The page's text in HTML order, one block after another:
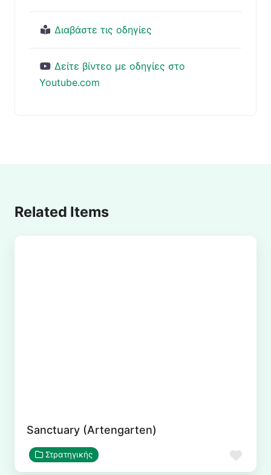
Διαβάστε τις οδηγίες
Δείτε βίντεο με οδηγίες στο
Youtube.com
Related Items
Sanctuary (Artengarten)
Στρατηγικής